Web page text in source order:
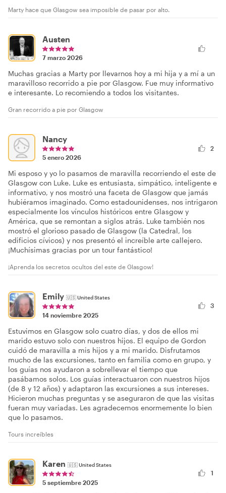
Marty hace que Glasgow sea imposible de pasar por alto.
Austen
7 marzo 2026
Muchas gracias a Marty por llevarnos hoy a mi hija y a mí a un
maravilloso recorrido a pie por Glasgow. Fue muy informativo
e interesante. Lo recomiendo a todos los visitantes.
Gran recorrido a pie por Glasgow
Nancy
5 enero 2026
2
Mi esposo y yo lo pasamos de maravilla recorriendo el este de
Glasgow con Luke. Luke es entusiasta, simpático, inteligente e
informativo, y nos mostró una faceta de Glasgow que jamás
hubiéramos imaginado. Como estadounidenses, nos intrigaron
especialmente los vínculos históricos entre Glasgow y
América, que se remontan a siglos atrás. Luke también nos
mostró el glorioso pasado de Glasgow (la Catedral, los
edificios cívicos) y nos presentó el increíble arte callejero.
¡Muchísimas gracias por un tour fantástico!
¡Aprenda los secretos ocultos del este de Glasgow!
Emily 🇺🇸United States
14 noviembre 2025
3
Estuvimos en Glasgow solo cuatro días, y dos de ellos mi
marido estuvo solo con nuestros hijos. El equipo de Gordon
cuidó de maravilla a mis hijos y a mi marido. Disfrutamos
mucho de las excursiones, tanto en familia como en grupo, y
los guías nos ayudaron a sobrellevar el tiempo que
pasábamos solos. Los guías interactuaron con nuestros hijos
(de 8 y 12 años) y adaptaron las excursiones a sus intereses.
Hicieron muchas preguntas y se aseguraron de que las visitas
fueran muy variadas. Les agradecemos enormemente lo bien
que lo pasamos.
Tours increíbles
Karen 🇺🇸United States
5 septiembre 2025
1